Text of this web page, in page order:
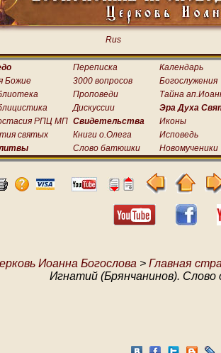
Rus
Переписка Календарь
Божие
3000 вопросов Богослужения
Проповеди Тайна
Дискуссии Эра Духа
РПЦ МП Свидетельства Иконы
святых
Книги о.Олега Исповедь
Слово батюшки Новомученики
Иоанна Богослова > Главная
Игнатий (Брянчанинов). Слово